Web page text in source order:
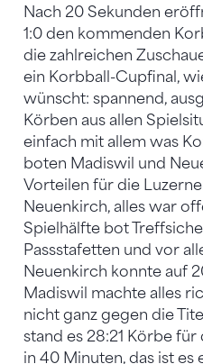
Nach 20 Sekunden
1:0 den kommenden
die zahlreichen
ein Korbball-Cupfinal,
wünscht: spannend,
Körben aus allen
einfach mit allem was
boten Madiswil und
Vorteilen für die
Neuenkirch, alles war
Spielhälfte bot
Passstafetten und vor
Neuenkirch konnte auf
Madiswil machte alles
nicht ganz gegen die
stand es 28:21 Körbe
in 40 Minuten, das ist es